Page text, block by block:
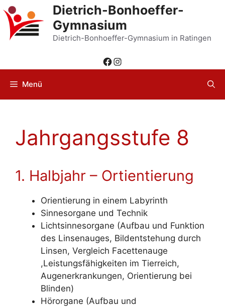
Zum
Inhalt
springen
Dietrich-Bonhoeffer-
Gymnasium
Dietrich-Bonhoeffer-Gymnasium in Ratingen
Facebook
Instagram
Menü
Jahrgangsstufe 8
1. Halbjahr – Ortientierung
Orientierung in einem Labyrinth
Sinnesorgane und Technik
Lichtsinnesorgane (Aufbau und Funktion
des Linsenauges, Bildentstehung durch
Linsen, Vergleich Facettenauge
,Leistungsfähigkeiten im Tierreich,
Augenerkrankungen, Orientierung bei
Blinden)
Hörorgane (Aufbau und